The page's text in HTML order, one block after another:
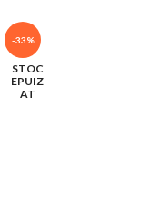
-33%
STOC
EPUIZ
AT